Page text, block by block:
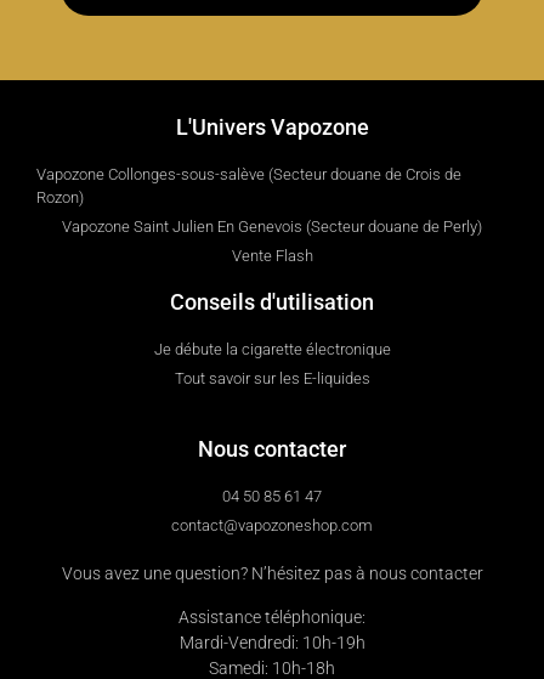
L'Univers Vapozone
Vapozone Collonges-sous-salève (Secteur douane de Crois de
Rozon)
Vapozone Saint Julien En Genevois (Secteur douane de Perly)
Vente Flash
Conseils d'utilisation
Je débute la cigarette électronique
Tout savoir sur les E-liquides
Nous contacter
04 50 85 61 47
contact@vapozoneshop.com
Vous avez une question? N’hésitez pas à nous contacter
Assistance téléphonique:
Mardi-Vendredi: 10h-19h
Samedi: 10h-18h